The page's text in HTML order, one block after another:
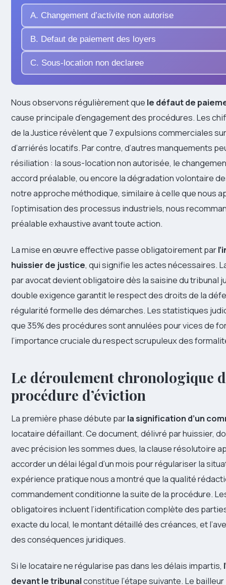
A. Changement d’activite non autorise
B. Defaut de paiement des loyers
C. Sous-location non declaree
Nous observons régulièrement que le défaut de
cause principale d’engagement des procédures. Les
de la Justice révèlent que 7 expulsions commerciales
d’arriérés locatifs. Par contre, d’autres manquements
résiliation : la sous-location non autorisée, le
accord préalable, ou encore la dégradation volontaire
notre approche méthodique, similaire à celle que nous
l’optimisation des processus industriels, nous
préalable exhaustive avant toute action.
La mise en œuvre effective passe obligatoirement par
huissier de justice, qui signifie les actes nécessaires.
par avocat devient obligatoire dès la saisine du tribunal
double exigence garantit le respect des droits de la
régularité formelle des démarches. Les statistiques
que 35% des procédures sont annulées pour vices de
l’importance cruciale du respect scrupuleux des
Le déroulement chronologique
procédure d’éviction
La première phase débute parla signification d’un
locataire défaillant. Ce document, délivré par huissier,
avec précision les sommes dues, la clause résolutoire
accorder un délai légal d’un mois pour régulariser la
expérience pratique nous a montré que la qualité
commandement conditionne la suite de la procédure.
obligatoires incluent l’identification complète des
exacte du local, le montant détaillé des créances, et
des conséquences juridiques.
Si le locataire ne régularise pas dans les délais impartis,
devant le tribunalconstitue l’étape suivante. Le